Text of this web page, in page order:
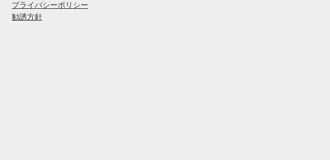
プライバシーポリシー
勧誘方針